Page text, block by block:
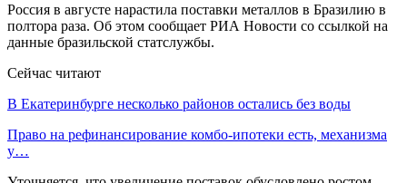
Россия в августе нарастила поставки металлов в Бразилию в
полтора раза. Об этом сообщает РИА Новости со ссылкой на
данные бразильской статслужбы.
Сейчас читают
В Екатеринбурге несколько районов остались без воды
Право на рефинансирование комбо-ипотеки есть, механизма
у…